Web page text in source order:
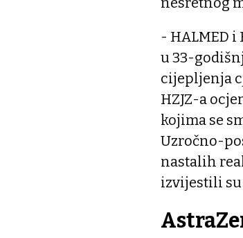
- HALMED
u 33-
cijepljenja
HZJZ-a
kojima se
Uzročno-
nastalih
izvijestili su